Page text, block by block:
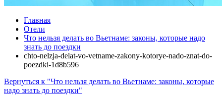
Главная
Отели
Что нельзя делать во Вьетнаме: законы, которые надо
знать до поездки
chto-nelzja-delat-vo-vetname-zakony-kotorye-nado-znat-do-
poezdki-1d8b596
Вернуться к "Что нельзя делать во Вьетнаме: законы, которые
надо знать до поездки"